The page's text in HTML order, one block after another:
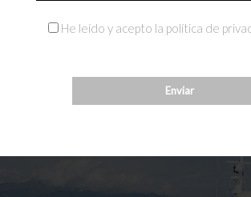
He leído y acepto la política de